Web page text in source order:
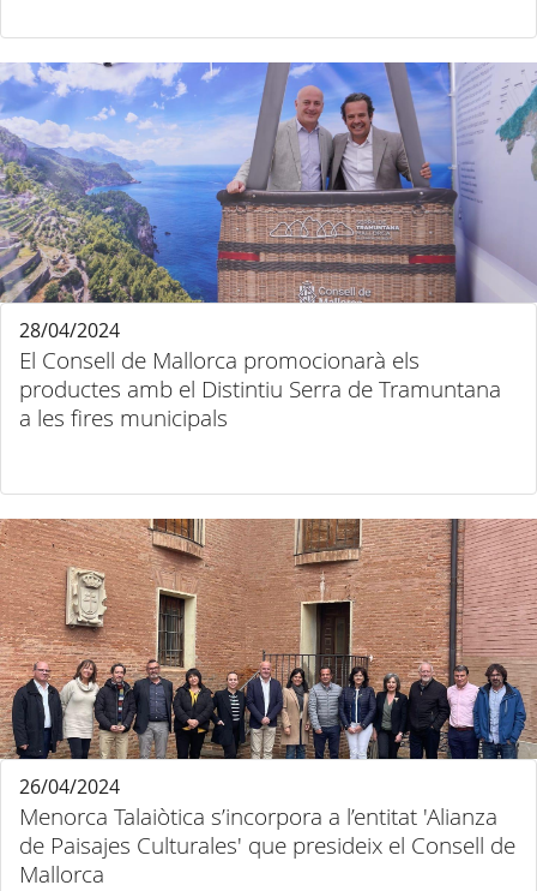
El Consell de Mallorca promocionarà els
productes amb el Distintiu Serra de Tramuntana
a les fires municipals
28/04/2024
Menorca Talaiòtica s’incorpora a l’entitat 'Alianza
de Paisajes Culturales' que presideix el Consell de
Mallorca
26/04/2024